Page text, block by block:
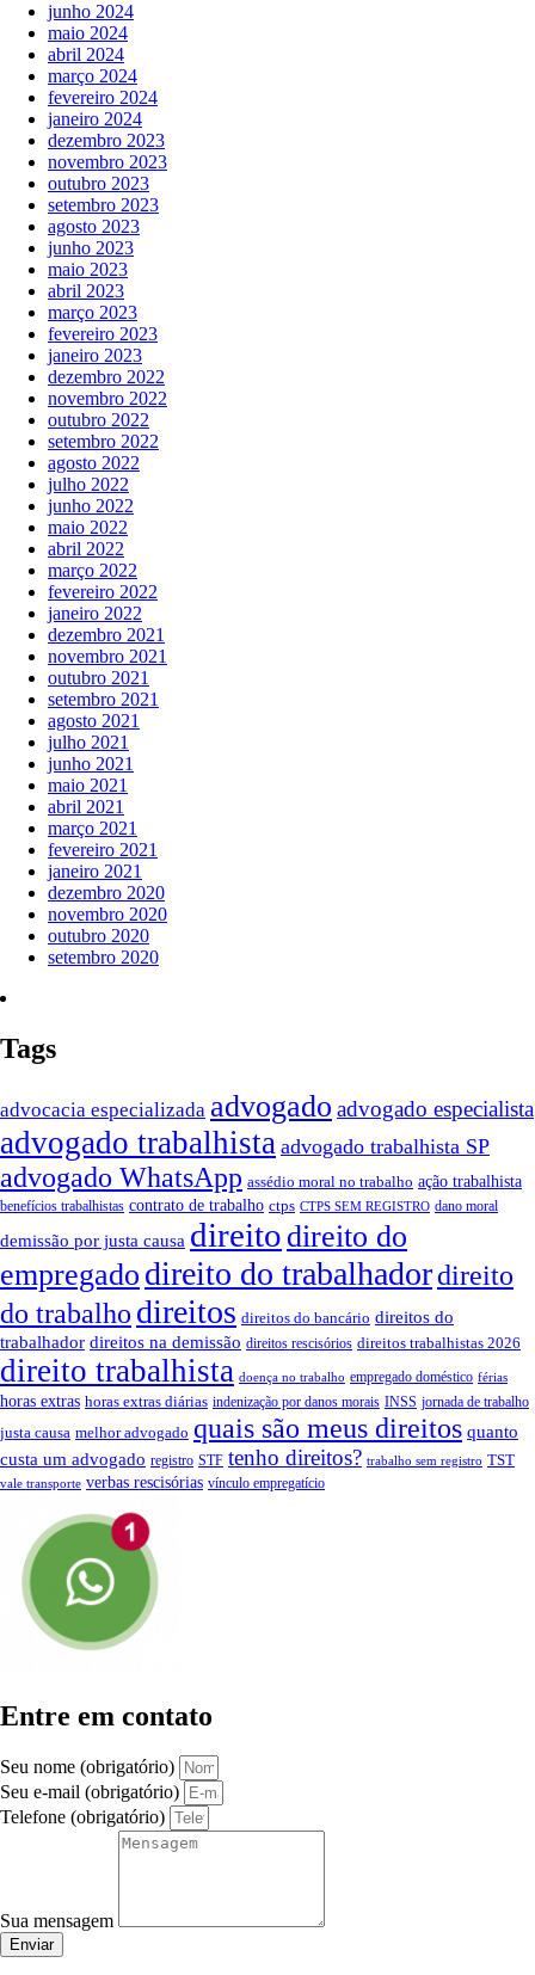
junho 2024
maio 2024
abril 2024
março 2024
fevereiro 2024
janeiro 2024
dezembro 2023
novembro 2023
outubro 2023
setembro 2023
agosto 2023
junho 2023
maio 2023
abril 2023
março 2023
fevereiro 2023
janeiro 2023
dezembro 2022
novembro 2022
outubro 2022
setembro 2022
agosto 2022
julho 2022
junho 2022
maio 2022
abril 2022
março 2022
fevereiro 2022
janeiro 2022
dezembro 2021
novembro 2021
outubro 2021
setembro 2021
agosto 2021
julho 2021
junho 2021
maio 2021
abril 2021
março 2021
fevereiro 2021
janeiro 2021
dezembro 2020
novembro 2020
outubro 2020
setembro 2020
Tags
advocacia especializada advogado advogado especialista
advogado trabalhista advogado trabalhista SP
advogado WhatsApp assédio moral no trabalho ação trabalhista
benefícios trabalhistas contrato de trabalho ctps CTPS SEM REGISTRO dano moral
demissão por justa causa direito direito do
empregado direito do trabalhadordireito
do trabalho direitos direitos do bancário direitos do
trabalhador direitos na demissão direitos rescisórios direitos trabalhistas 2026
direito trabalhista doença no trabalho empregado doméstico férias
horas extras horas extras diárias indenização por danos morais INSS jornada de trabalho
justa causa melhor advogado quais são meus direitos quanto
custa um advogado registro STF tenho direitos? trabalho sem registro TST
vale transporte verbas rescisórias vínculo empregatício
Entre em contato
Seu nome (obrigatório)
Seu e-mail (obrigatório)
Telefone (obrigatório)
Sua mensagem
Enviar